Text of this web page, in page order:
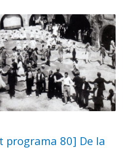
programa 80] De la